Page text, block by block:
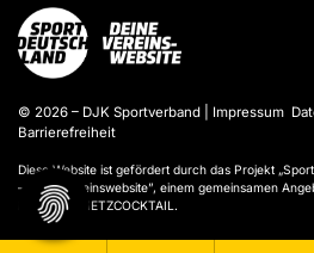
© 2026 – DJK Sportverband | Impressum
Barrierefreiheit
Diese Website ist gefördert durch das Projekt „
– Deine Vereinswebsite”, einem gemeinsamen
DOSB und NETZCOCKTAIL.